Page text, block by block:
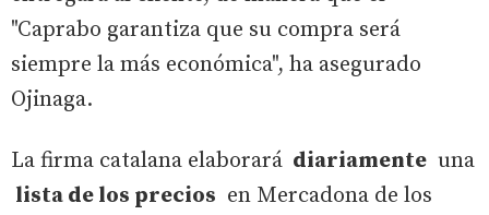
"Caprabo garantiza que su compra será
siempre la más económica", ha asegurado
Ojinaga.
La firma catalana elaborará diariamente una
lista de los precios en Mercadona de los